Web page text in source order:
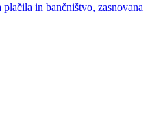
in bančništvo, zasnovana